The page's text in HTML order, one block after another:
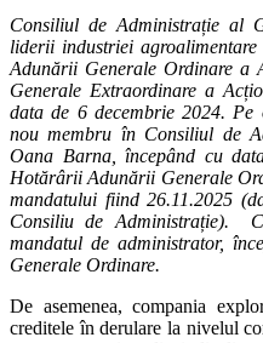
Consiliul de Administrație al
liderii industriei
Adunării Generale Ordinare
Generale Extraordinare a
data de 6 decembrie 2024.
nou membru în Consiliul de
Oana Barna, începând cu
Hotărârii Adunării Generale
mandatului fiind 26.11.2025
Consiliu de Administrație).
mandatul de administrator,
Generale Ordinare.
De asemenea, compania
creditele în derulare la nivelul